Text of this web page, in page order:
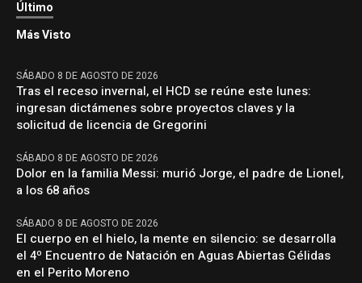
Último
Más Visto
SÁBADO 8 DE AGOSTO DE 2026
Tras el receso invernal, el HCD se reúne este lunes:
ingresan dictámenes sobre proyectos claves y la
solicitud de licencia de Gregorini
SÁBADO 8 DE AGOSTO DE 2026
Dolor en la familia Messi: murió Jorge, el padre de Lionel,
a los 68 años
SÁBADO 8 DE AGOSTO DE 2026
El cuerpo en el hielo, la mente en silencio: se desarrolla
el 4º Encuentro de Natación en Aguas Abiertas Gélidas
en el Perito Moreno